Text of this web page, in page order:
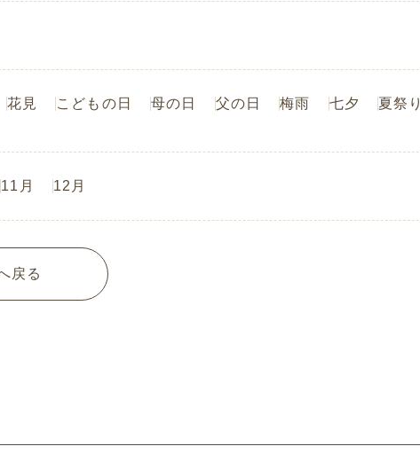
花見 こどもの日 母の日 父の日 梅雨 七夕
夏祭り
11月 12月
戻る